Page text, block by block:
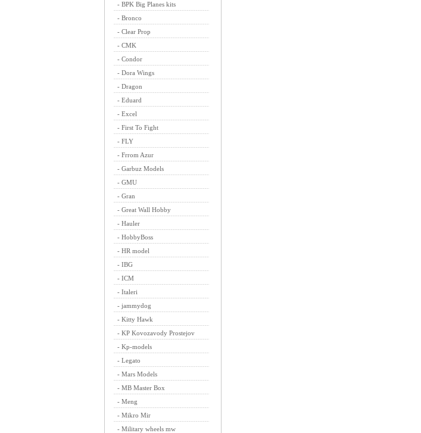
- BPK Big Planes kits
- Bronco
- Clear Prop
- CMK
- Condor
- Dora Wings
- Dragon
- Eduard
- Excel
- First To Fight
- FLY
- Frrom Azur
- Garbuz Models
- GMU
- Gran
- Great Wall Hobby
- Hauler
- HobbyBoss
- HR model
- IBG
- ICM
- Italeri
- jammydog
- Kitty Hawk
- KP Kovozavody Prostejov
- Kp-models
- Legato
- Mars Models
- MB Master Box
- Meng
- Mikro Mir
- Military wheels mw